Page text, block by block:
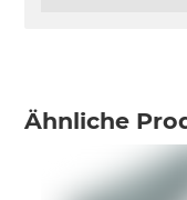
Ähnliche